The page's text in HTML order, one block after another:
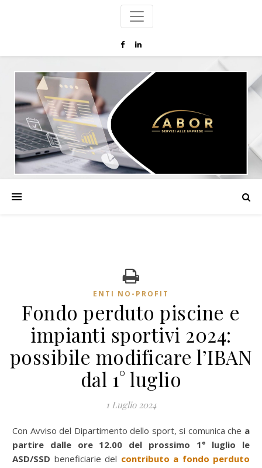
ENTI NO-PROFIT
Fondo perduto piscine e
impianti sportivi 2024:
possibile modificare l’IBAN
dal 1° luglio
1 Luglio 2024
Con Avviso del Dipartimento dello sport, si comunica che a
partire dalle ore 12.00 del prossimo 1° luglio le
ASD/SSD beneficiarie del contributo a fondo perduto